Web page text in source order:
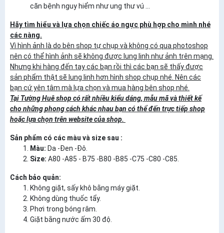
căn bệnh nguy hiểm như ung thư vú ...
Hãy tìm hiểu và lựa chọn chiếc áo ngực phù hợp cho mình nhé
các nàng.
Vì hình ảnh là do bên shop tự chụp và không có qua photoshop
nên có thể hình ảnh sẽ không được lung linh như ảnh trên mạng.
Nhưng khi hàng đến tay các bạn rồi thì các bạn sẽ thấy được
sản phẩm thật sẽ lung linh hơn hình shop chụp nhé. Nên các
bạn cứ yên tâm mà lựa chọn và mua hàng bên shop nhé.
Tại Tường Huê shop có rất nhiều kiểu dáng, mẫu mã và thiết kế
cho những phong cách khác nhau bạn có thể đến trực tiếp shop
hoặc lựa chọn trên website của shop.
Sản phẩm có các màu và size sau :
Màu: Da -Đen -Đô.
Size: A80 -A85 - B75 -B80 -B85 -C75 -C80 -C85.
Cách bảo quản:
Không giặt, sấy khô bằng máy giặt.
Không dùng thuốc tẩy.
Phơi trong bóng râm.
Giặt bằng nước ấm 30 độ.